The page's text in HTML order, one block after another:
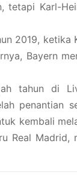
tetapi Karl-
2019, ketika
Bayern
tahun di
penantian
kembali
Real Madrid,